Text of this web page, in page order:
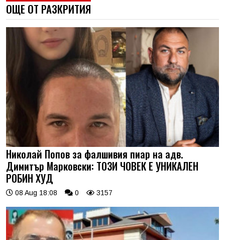
ОЩЕ ОТ РАЗКРИТИЯ
Николай Попов за фалшивия пиар на адв.
Димитър Марковски: ТОЗИ ЧОВЕК Е УНИКАЛЕН
РОБИН ХУД
08 Aug 18:08 0 3157